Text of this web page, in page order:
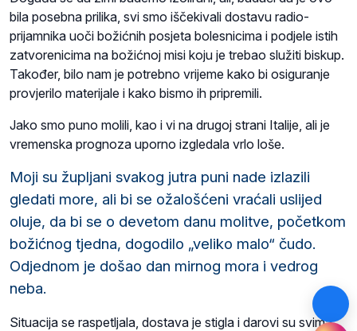
bila posebna prilika, svi smo iščekivali dostavu radio-
prijamnika uoči božićnih posjeta bolesnicima i podjele istih
zatvorenicima na božićnoj misi koju je trebao služiti biskup.
Također, bilo nam je potrebno vrijeme kako bi osiguranje
provjerilo materijale i kako bismo ih pripremili.
Jako smo puno molili, kao i vi na drugoj strani Italije, ali je
vremenska prognoza uporno izgledala vrlo loše.
Moji su župljani svakog jutra puni nade izlazili
gledati more, ali bi se ožalošćeni vraćali uslijed
oluje, da bi se o devetom danu molitve, početkom
božićnog tjedna, dogodilo „veliko malo“ čudo.
Odjednom je došao dan mirnog mora i vedrog
neba.
Situacija se raspetljala, dostava je stigla i darovi su svima